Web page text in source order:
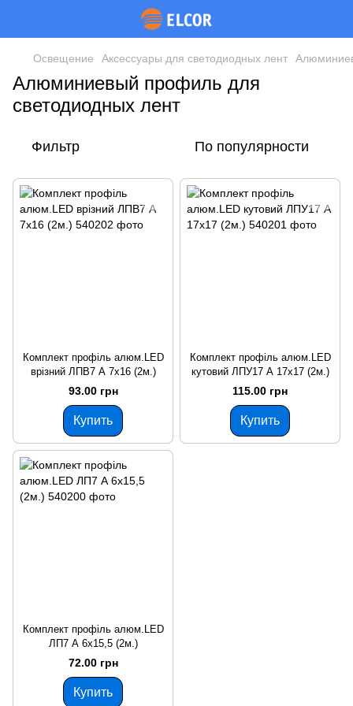
Освещение Аксессуары для светодиодных лент
Алюминиевый профиль для
светодиодных лент
Фильтр По популярности
Комплект профіль алюм.LED
врізний ЛПВ7 А 7х16 (2м.)
93.00 грн
Купить
Комплект профіль алюм.LED
кутовий ЛПУ17 А 17х17 (2м.)
115.00 грн
Купить
Комплект профіль алюм.LED
ЛП7 А 6х15,5 (2м.)
72.00 грн
Купить